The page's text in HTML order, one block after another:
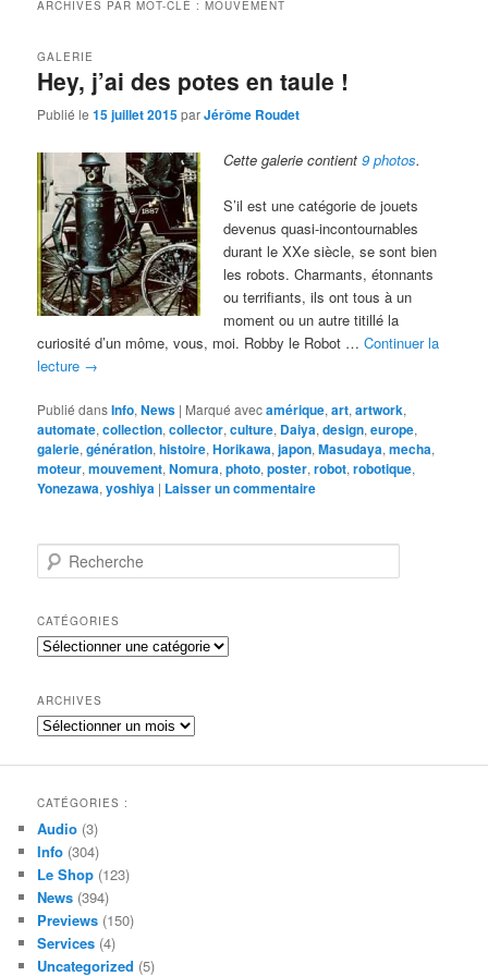
ARCHIVES PAR MOT-CLÉ :MOUVEMENT
Hey, j’ai des potes en taule !
GALERIE
Publié le15 juillet 2015parJérôme Roudet
Cette galerie contient9 photos.
S’il est une catégorie de jouets
devenus quasi-incontournables
durant le XXe siècle, se sont bien
les robots. Charmants, étonnants
ou terrifiants, ils ont tous à un
moment ou un autre titillé la
curiosité d’un môme, vous, moi. Robby le Robot …Continuer la
lecture →
Publié dansInfo,News | Marqué avecamérique,art,artwork,
automate,collection,collector,culture, Daiya,design,europe,
galerie,génération,histoire,Horikawa,japon,Masudaya,mecha,
moteur,mouvement,Nomura,photo,poster,robot,robotique,
Yonezawa,yoshiya | Laisser un commentaire
e
h
e
r
h
e
CATÉGORIES
Catégories
ARCHIVES
Archives
CATÉGORIES :
Audio (3)
Info (304)
Le Shop (123)
News (394)
Previews (150)
Services (4)
Uncategorized (5)